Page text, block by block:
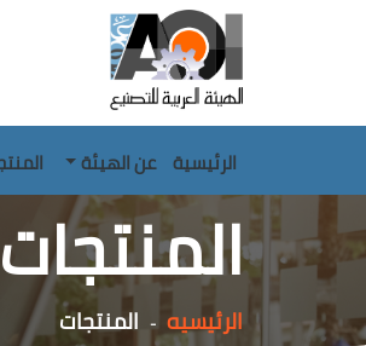
الرئيسية عن الهيئة
المنتجات
الرئيسيه - المنتجات